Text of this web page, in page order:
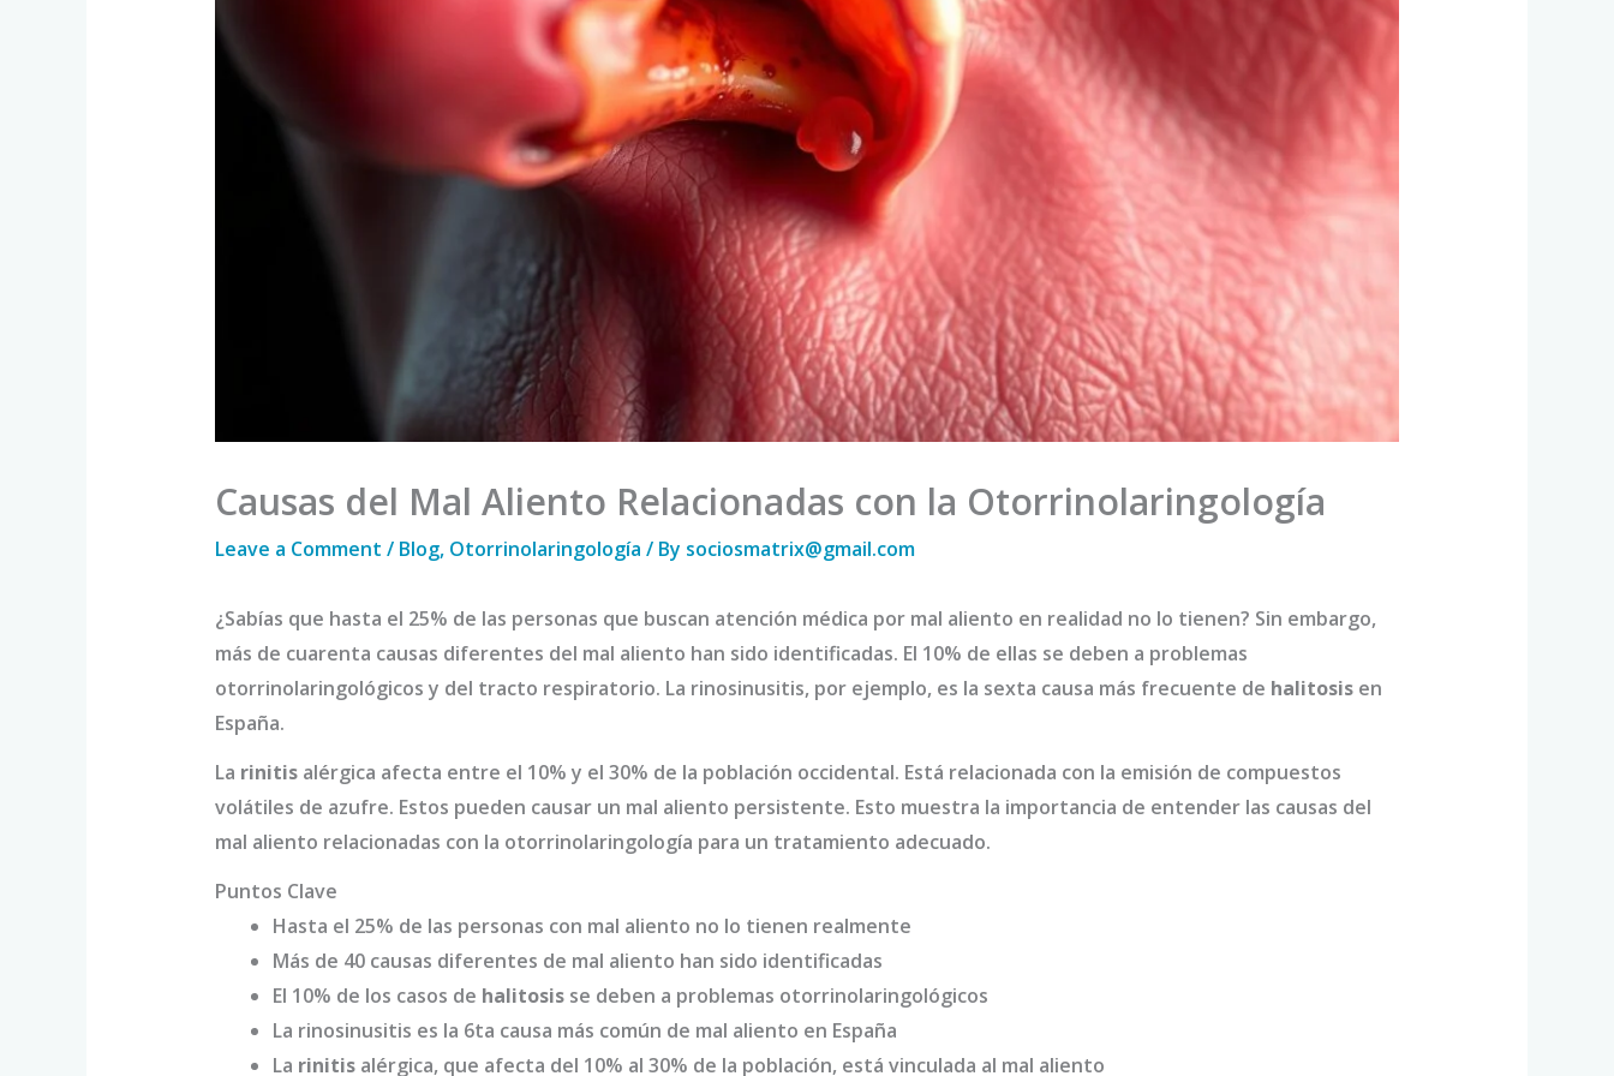
Causas del Mal Aliento Relacionadas con la Otorrinolaringología
Leave a Comment / Blog, Otorrinolaringología / By sociosmatrix@gmail.com
¿Sabías que hasta el 25% de las personas que buscan atención médica por mal aliento en realidad no lo tienen? Sin embargo,
más de cuarenta causas diferentes del mal aliento han sido identificadas. El 10% de ellas se deben a problemas
otorrinolaringológicos y del tracto respiratorio. La rinosinusitis, por ejemplo, es la sexta causa más frecuente de halitosisen
España.
La rinitisalérgica afecta entre el 10% y el 30% de la población occidental. Está relacionada con la emisión de compuestos
volátiles de azufre. Estos pueden causar un mal aliento persistente. Esto muestra la importancia de entender las causas del
mal aliento relacionadas con la otorrinolaringología para un tratamiento adecuado.
Puntos Clave
Hasta el 25% de las personas con mal aliento no lo tienen realmente
Más de 40 causas diferentes de mal aliento han sido identificadas
El 10% de los casos de halitosisse deben a problemas otorrinolaringológicos
La rinosinusitis es la 6ta causa más común de mal aliento en España
La rinitisalérgica, que afecta del 10% al 30% de la población, está vinculada al mal aliento